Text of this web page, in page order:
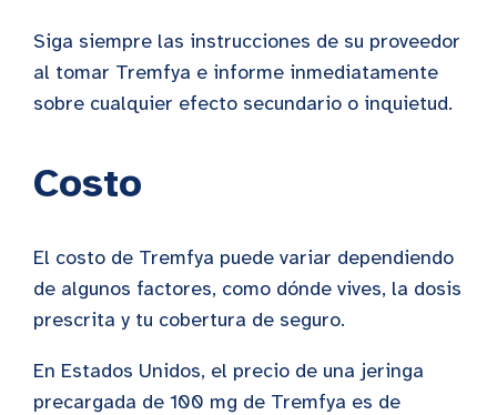
Siga siempre las instrucciones de su proveedor
al tomar Tremfya e informe inmediatamente
sobre cualquier efecto secundario o inquietud.
Costo
El costo de Tremfya puede variar dependiendo
de algunos factores, como dónde vives, la dosis
prescrita y tu cobertura de seguro.
En Estados Unidos, el precio de una jeringa
precargada de 100 mg de Tremfya es de